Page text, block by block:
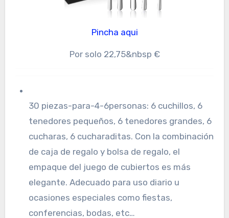
Pincha aqui
Por solo 22,75&nbsp €
30 piezas-para-4-6personas: 6 cuchillos, 6
tenedores pequeños, 6 tenedores grandes, 6
cucharas, 6 cucharaditas. Con la combinación
de caja de regalo y bolsa de regalo, el
empaque del juego de cubiertos es más
elegante. Adecuado para uso diario u
ocasiones especiales como fiestas,
conferencias, bodas, etc…